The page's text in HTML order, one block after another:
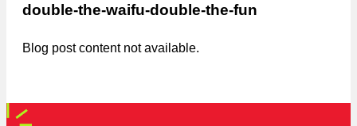
double-the-waifu-double-the-fun
Blog post content not available.